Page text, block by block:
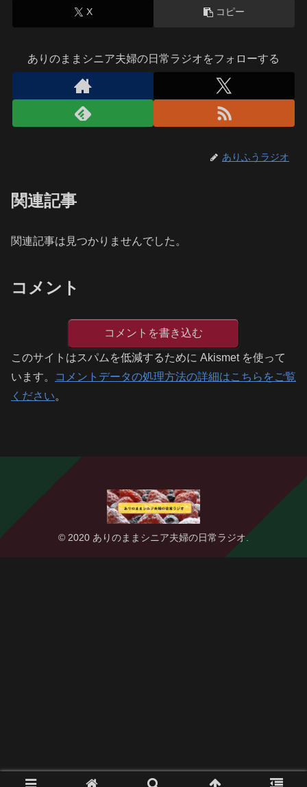
X コピー
ありのままシニア夫婦の日常ラジオをフォローする
ありふうラジオ
関連記事
関連記事は見つかりませんでした。
コメント
コメントを書き込む
このサイトはスパムを低減するために Akismet を使って
います。
コメントデータの処理方法の詳細はこちらをご覧
ください。
© 2020 ありのままシニア夫婦の日常ラジオ.